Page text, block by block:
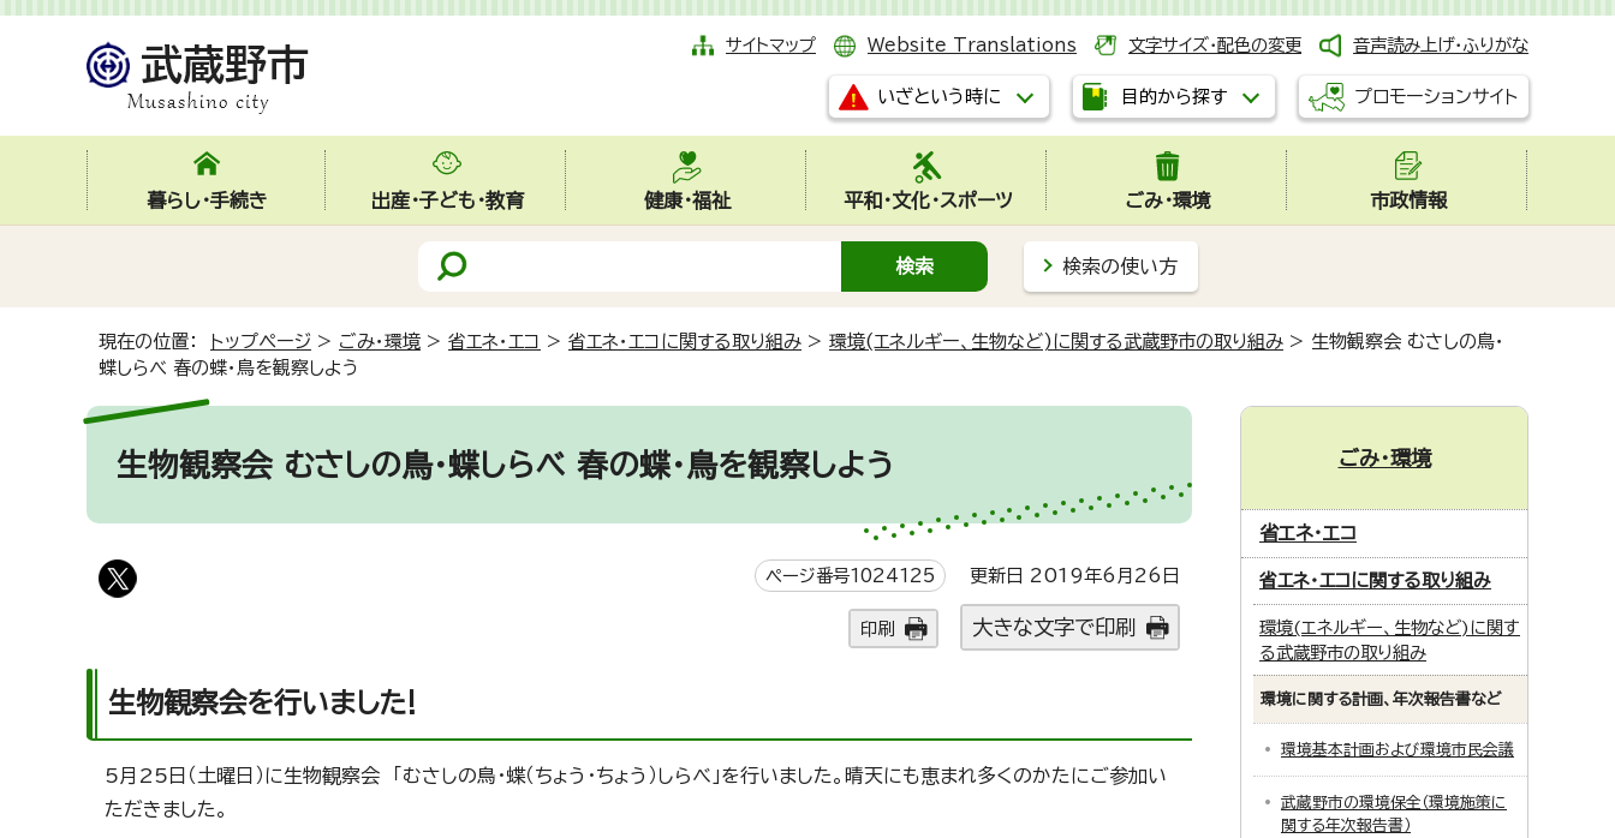
サイトマップ Website Translations 文字サイズ・配色の変更 音声読み上げ・ふりがな
いざという時に 目的から探す プロモーションサイト
暮らし・手続き 出産・子ども・教育 健康・福祉 平和・文化・スポーツ ごみ・環境 市政情報
検索の使い方
現在の位置： トップページ > ごみ・環境 > 省エネ・エコ > 省エネ・エコに関する取り組み > 環境(エネルギー、生物など)に関する武蔵野市の取り組み > 生物観察会 むさしの鳥・
蝶しらべ 春の蝶・鳥を観察しよう
生物観察会 むさしの鳥・蝶しらべ 春の蝶・鳥を観察しよう
ページ番号1024125 更新日 2019年6月26日
印刷 大きな文字で印刷
生物観察会を行いました!
5月25日（土曜日）に生物観察会 「むさしの鳥・蝶（ちょう・ちょう）しらべ」を行いました。晴天にも恵まれ多くのかたにご参加い
ただきました。
ごみ・環境
省エネ・エコ
省エネ・エコに関する取り組み
環境(エネルギー、生物など)に関す
る武蔵野市の取り組み
環境に関する計画、年次報告書など
環境基本計画および環境市民会議
武蔵野市の環境保全（環境施策に
関する年次報告書）